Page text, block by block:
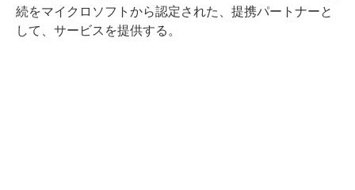
続をマイクロソフトから認定された、提携パートナーと
して、サービスを提供する。